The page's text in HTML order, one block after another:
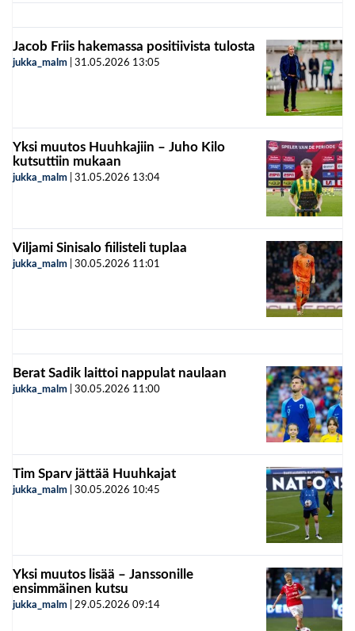
Jacob Friis hakemassa positiivista tulosta
jukka_malm 31.05.2026 13:05
Yksi muutos Huuhkajiin – Juho Kilo
kutsuttiin mukaan
jukka_malm 31.05.2026 13:04
Viljami Sinisalo fiilisteli tuplaa
jukka_malm 30.05.2026 11:01
Berat Sadik laittoi nappulat naulaan
jukka_malm 30.05.2026 11:00
Tim Sparv jättää Huuhkajat
jukka_malm 30.05.2026 10:45
Yksi muutos lisää – Janssonille
ensimmäinen kutsu
jukka_malm 29.05.2026 09:14